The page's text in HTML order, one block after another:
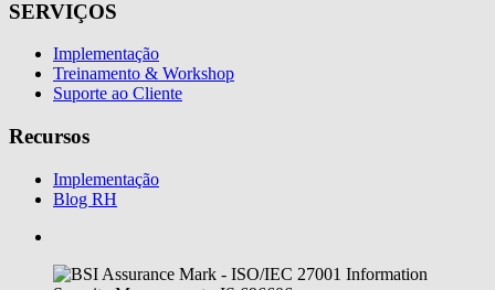
SERVIÇOS
Implementação
Treinamento & Workshop
Suporte ao Cliente
Recursos
Implementação
Blog RH